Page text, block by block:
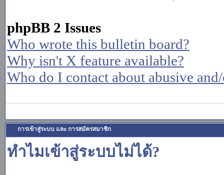
phpBB 2 Issues
Who wrote this bulletin board?
Why isn't X feature available?
Who do I contact about abusive
การเข้าสู่ระบบ และ การสมัครสมาชิก
ทำไมเข้าสู่ระบบไม่ได้?